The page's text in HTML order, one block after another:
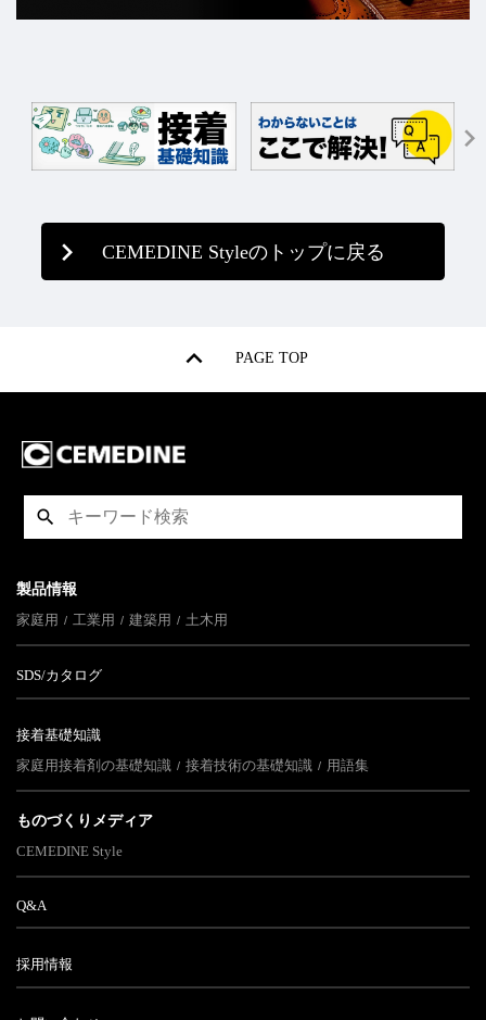
CEMEDINE Styleのトップに戻る
PAGE TOP
製品情報
家庭用
工業用 建築用 土木用
SDS/カタログ
接着基礎知識
家庭用接着剤の基礎知識
接着技術の基礎知識 用語集
ものづくりメディア
CEMEDINE Style
Q&A
採用情報